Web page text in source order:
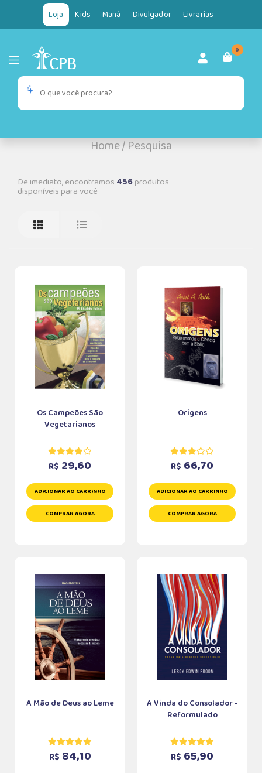
Loja Kids Maná Divulgador Livrarias
0
Home/Pesquisa
De imediato, encontramos 456produtos
disponíveis para você
Os Campeões São
Vegetarianos
R$ 29,60
ADICIONAR AO CARRINHO
COMPRAR AGORA
Origens
R$ 66,70
ADICIONAR AO CARRINHO
COMPRAR AGORA
A Mão de Deus ao Leme
R$ 84,10
A Vinda do Consolador -
Reformulado
R$ 65,90